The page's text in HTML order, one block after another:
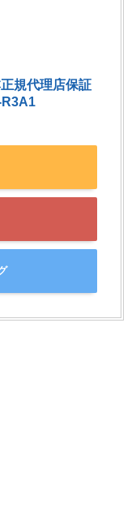
規代理店保証
R3A1